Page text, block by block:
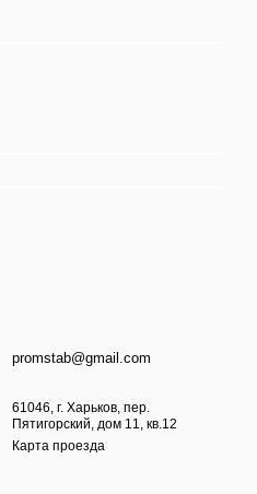
promstab@gmail.com
61046, г. Харьков, пер.
Пятигорский, дом 11, кв.12
Карта проезда